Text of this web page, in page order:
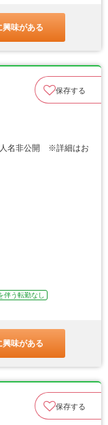
興味がある
保存する
人名非公開 ※詳細はお
伴う転勤なし
興味がある
保存する